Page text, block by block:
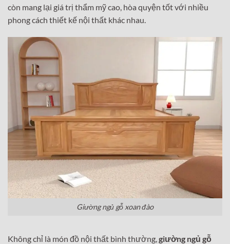
còn mang lại giá trị thẩm mỹ cao, hòa quyện tốt với nhiều
phong cách thiết kế nội thất khác nhau.
Giường ngủ gỗ xoan đào
Không chỉ là món đồ nội thất bình thường,giường ngủ gỗ